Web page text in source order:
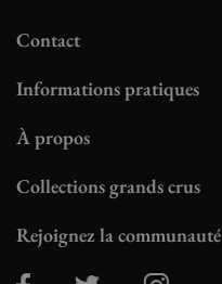
Contact
Informations pratiques
À propos
Collections grands crus
Rejoignez la communauté